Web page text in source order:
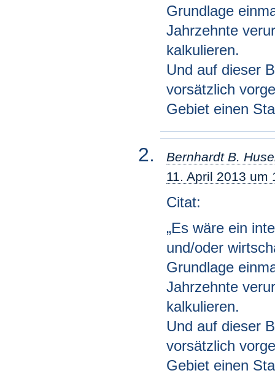
Grundlage
Jahrzehnte
kalkulieren.
Und auf dieser
vorsätzlich
Gebiet einen
Bernhardt B.
11. April 2013 um
Citat:
„Es wäre ein
und/oder
Grundlage
Jahrzehnte
kalkulieren.
Und auf dieser
vorsätzlich
Gebiet einen